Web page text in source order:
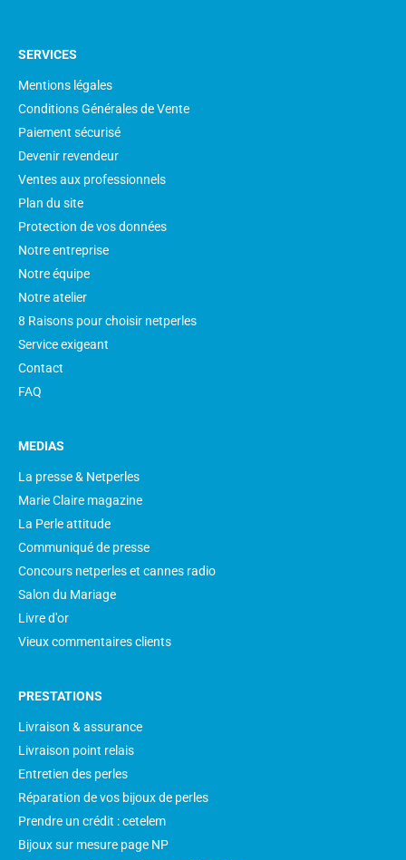
SERVICES
Mentions légales
Conditions Générales de Vente
Paiement sécurisé
Devenir revendeur
Ventes aux professionnels
Plan du site
Protection de vos données
Notre entreprise
Notre équipe
Notre atelier
8 Raisons pour choisir netperles
Service exigeant
Contact
FAQ
MEDIAS
La presse & Netperles
Marie Claire magazine
La Perle attitude
Communiqué de presse
Concours netperles et cannes radio
Salon du Mariage
Livre d'or
Vieux commentaires clients
PRESTATIONS
Livraison & assurance
Livraison point relais
Entretien des perles
Réparation de vos bijoux de perles
Prendre un crédit : cetelem
Bijoux sur mesure page NP